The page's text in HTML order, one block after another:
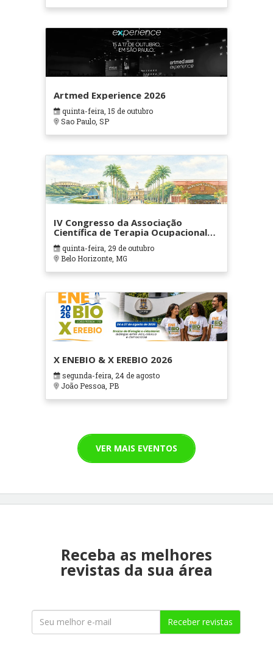
Artmed Experience 2026
quinta-feira, 15 de outubro
Sao Paulo, SP
IV Congresso da Associação
Científica de Terapia Ocupacional
em Contextos Hospitalares e
Cuidados Paliativos - ATOHOSP
quinta-feira, 29 de outubro
Belo Horizonte, MG
X ENEBIO & X EREBIO 2026
segunda-feira, 24 de agosto
João Pessoa, PB
VER MAIS EVENTOS
Receba as melhores
revistas da sua área
Receber revistas